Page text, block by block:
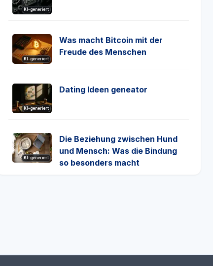
KI-generiert
KI-generiert
Was macht Bitcoin mit der
Freude des Menschen
KI-generiert
Dating Ideen geneator
KI-generiert
Die Beziehung zwischen Hund
und Mensch: Was die Bindung
so besonders macht